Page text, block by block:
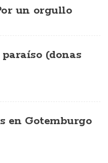
un orgullo
(donas
en Gotemburgo